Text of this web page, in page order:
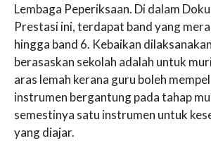
Lembaga Peperiksaan. Di dalam
Prestasi ini, terdapat band yang
hingga band 6. Kebaikan
berasaskan sekolah adalah untuk
aras lemah kerana guru boleh
instrumen bergantung pada tahap
semestinya satu instrumen untuk
yang diajar.